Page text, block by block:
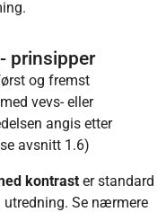
prinsipper
og fremst
vevs- eller
angis etter
avsnitt 1.6)
kontrast er standard
Se nærmere